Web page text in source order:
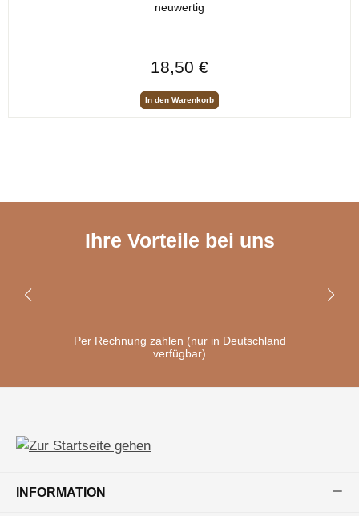
neuwertig
18,50 €
In den Warenkorb
Ihre Vorteile bei uns
Per Rechnung zahlen (nur in Deutschland
verfügbar)
INFORMATION